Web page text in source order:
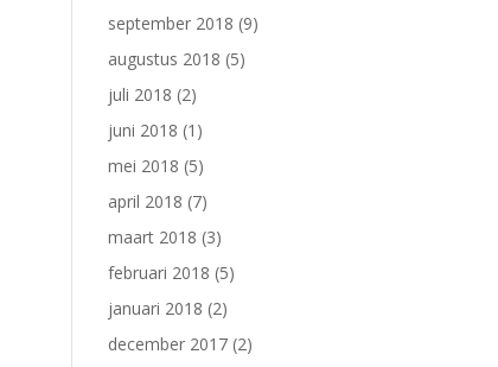
september 2018 (9)
augustus 2018 (5)
juli 2018 (2)
juni 2018 (1)
mei 2018 (5)
april 2018 (7)
maart 2018 (3)
februari 2018 (5)
januari 2018 (2)
december 2017 (2)